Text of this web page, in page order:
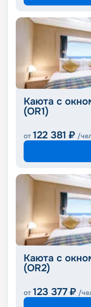
Каюта с
(OR1)
от 122 381 ₽ /
Каюта с
(OR2)
от 123 377 ₽ /